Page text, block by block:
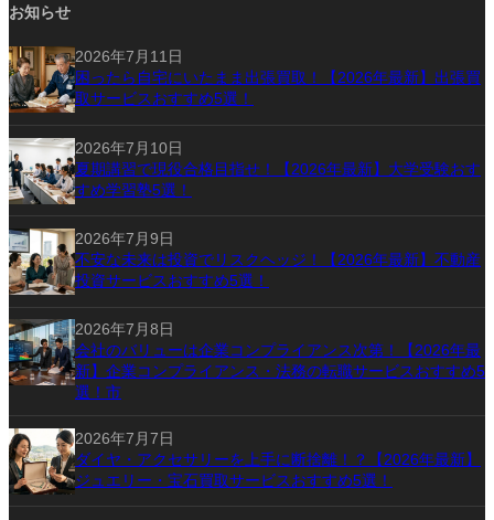
お知らせ
2026年7月11日
困ったら自宅にいたまま出張買取！【2026年最新】出張買
取サービスおすすめ5選！
2026年7月10日
夏期講習で現役合格目指せ！【2026年最新】大学受験おす
すめ学習塾5選！
2026年7月9日
不安な未来は投資でリスクヘッジ！【2026年最新】不動産
投資サービスおすすめ5選！
2026年7月8日
会社のバリューは企業コンプライアンス次第！【2026年最
新】企業コンプライアンス・法務の転職サービスおすすめ5
選！市
2026年7月7日
ダイヤ・アクセサリーを上手に断捨離！？【2026年最新】
ジュエリー・宝石買取サービスおすすめ5選！